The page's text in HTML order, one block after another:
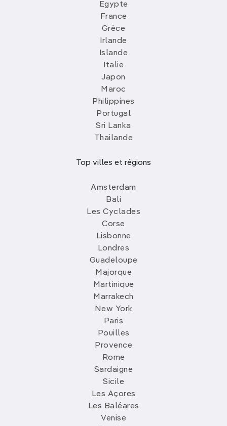
Egypte
France
Grèce
Irlande
Islande
Italie
Japon
Maroc
Philippines
Portugal
Sri Lanka
Thailande
Top villes et régions
Amsterdam
Bali
Les Cyclades
Corse
Lisbonne
Londres
Guadeloupe
Majorque
Martinique
Marrakech
New York
Paris
Pouilles
Provence
Rome
Sardaigne
Sicile
Les Açores
Les Baléares
Venise